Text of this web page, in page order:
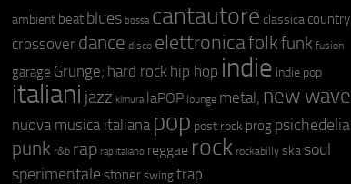
ambient beat blues bossa cantautore classica country
crossover dance disco elettronicafolkfunk fusion
garage Grunge; hard rock hip hop indie indie pop
italiani jazz kimura laPOP lounge metal; new wave
nuova musica italiana pop post rock prog psichedelia
punk r&b rap rap italiano reggae rock rockabilly ska soul
sperimentale stoner swing trap